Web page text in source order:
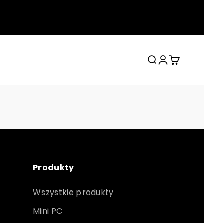
SzukajZaloguj się
Koszyk
Produkty
Wszystkie produkty
Mini PC